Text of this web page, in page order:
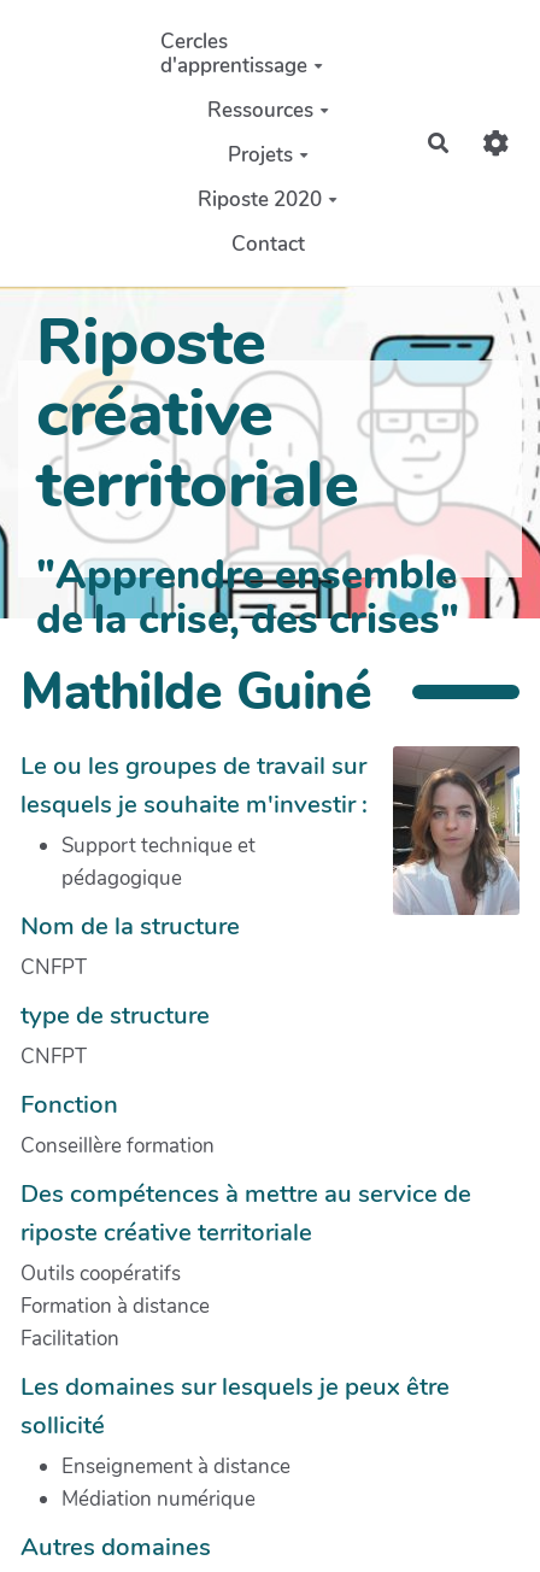
Aller au contenu principal
Cercles
d'apprentissage
Ressources
Projets
Riposte 2020
Contact
Riposte
créative
territoriale
"Apprendre ensemble
de la crise, des crises"
Mathilde Guiné
Le ou les groupes de travail sur
lesquels je souhaite m'investir :
Support technique et
pédagogique
Nom de la structure
CNFPT
type de structure
CNFPT
Fonction
Conseillère formation
Des compétences à mettre au service de
riposte créative territoriale
Outils coopératifs
Formation à distance
Facilitation
Les domaines sur lesquels je peux être
sollicité
Enseignement à distance
Médiation numérique
Autres domaines